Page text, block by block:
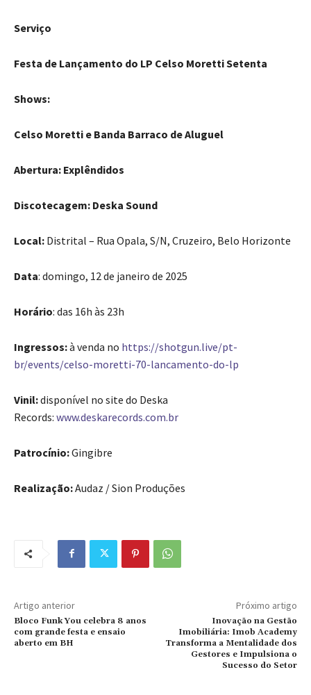
Serviço
Festa de Lançamento do LP Celso Moretti Setenta
Shows:
Celso Moretti e Banda Barraco de Aluguel
Abertura: Explêndidos
Discotecagem: Deska Sound
Local: Distrital – Rua Opala, S/N, Cruzeiro, Belo Horizonte
Data: domingo, 12 de janeiro de 2025
Horário: das 16h às 23h
Ingressos:à venda no https://shotgun.live/pt-
br/events/celso-moretti-70-lancamento-do-lp
Vinil:disponível no site do Deska
Records: www.deskarecords.com.br
Patrocínio:Gingibre
Realização:Audaz / Sion Produções
Artigo anterior
Bloco Funk You celebra 8 anos
com grande festa e ensaio
aberto em BH
Próximo artigo
Inovação na Gestão
Imobiliária: Imob Academy
Transforma a Mentalidade dos
Gestores e Impulsiona o
Sucesso do Setor